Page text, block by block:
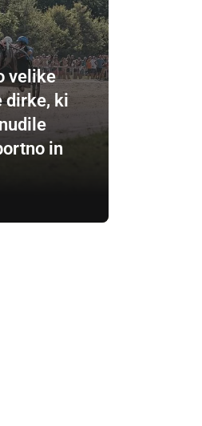
velike
dirke, ki
in